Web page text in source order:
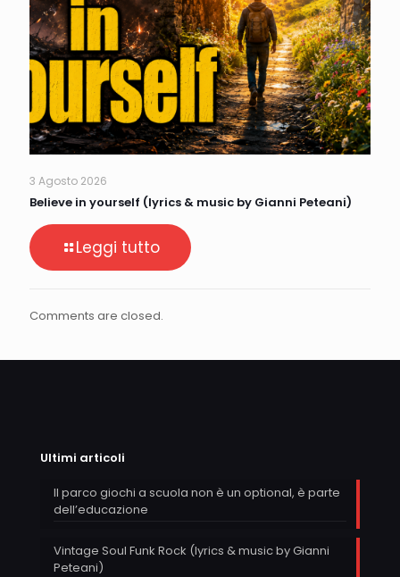
3 Agosto 2026
Believe in yourself (lyrics & music by Gianni Peteani)
Leggi tutto
Comments are closed.
Ultimi articoli
Il parco giochi a scuola non è un optional, è parte
dell’educazione
Vintage Soul Funk Rock (lyrics & music by Gianni
Peteani)